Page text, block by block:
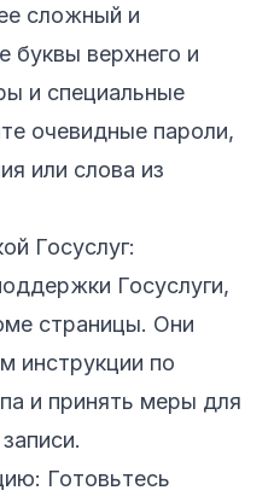
сложный и
буквы верхнего и
и специальные
очевидные пароли,
или слова из
Госуслуг:
Госуслуги,
страницы. Они
инструкции по
и принять меры для
Готовьтесь